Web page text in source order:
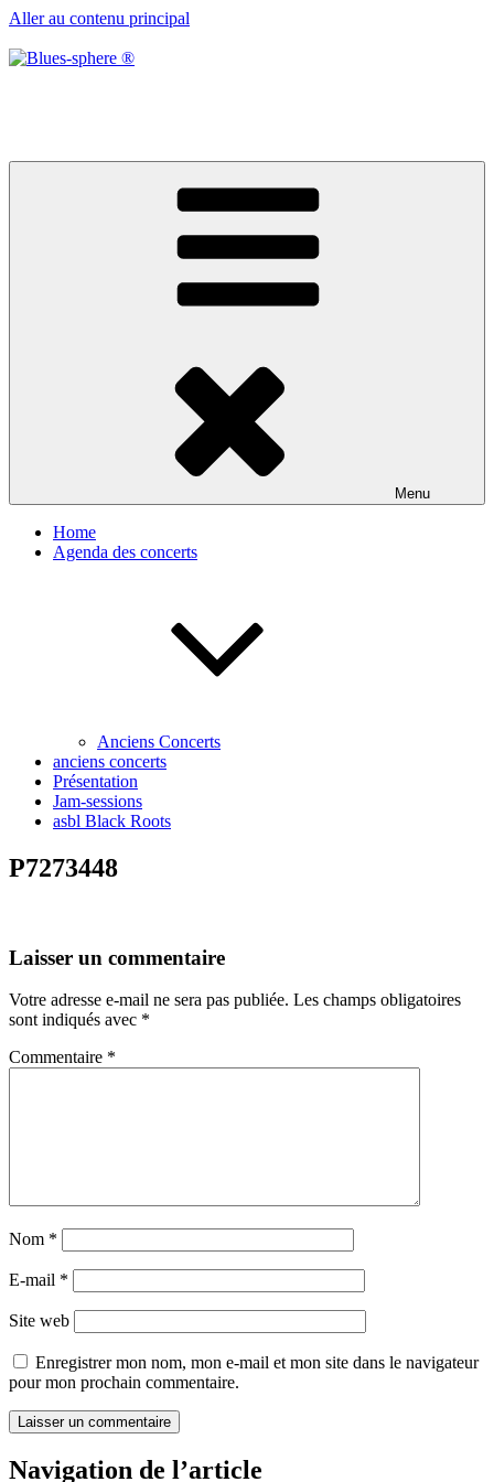
Aller au contenu principal
Menu
Home
Agenda des concerts
Anciens Concerts
anciens concerts
Présentation
Jam-sessions
asbl Black Roots
P7273448
Laisser un commentaire
Votre adresse e-mail ne sera pas publiée. Les champs obligatoires
sont indiqués avec *
Commentaire *
Nom *
E-mail *
Site web
Enregistrer mon nom, mon e-mail et mon site dans le navigateur
pour mon prochain commentaire.
Navigation de l’article